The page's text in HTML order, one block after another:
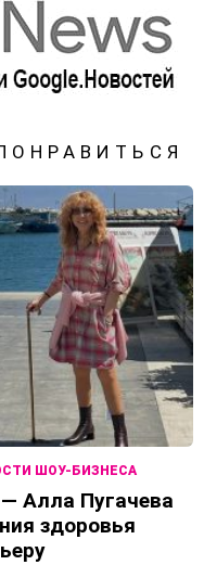
ШОУ-БИЗНЕСА
Алла Пугачева
здоровья